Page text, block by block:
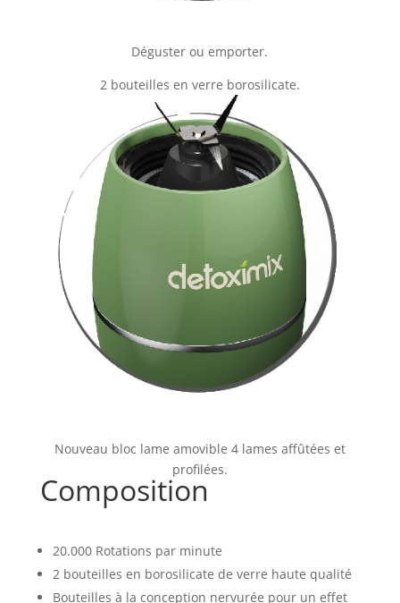
Déguster ou emporter.
2 bouteilles en verre borosilicate.
Nouveau bloc lame amovible 4 lames affûtées et
profilées.
Composition
20.000 Rotations par minute
2 bouteilles en borosilicate de verre haute qualité
Bouteilles à la conception nervurée pour un effet